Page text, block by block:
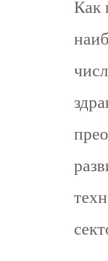
Как